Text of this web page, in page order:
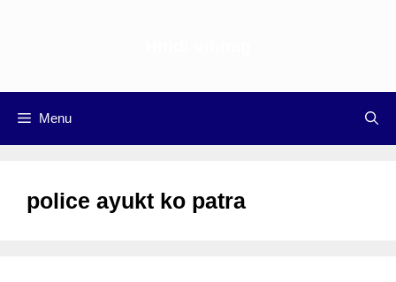
Menu
police ayukt ko patra